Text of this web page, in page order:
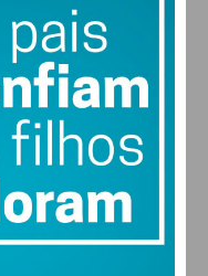
30
TER
ALTERAR